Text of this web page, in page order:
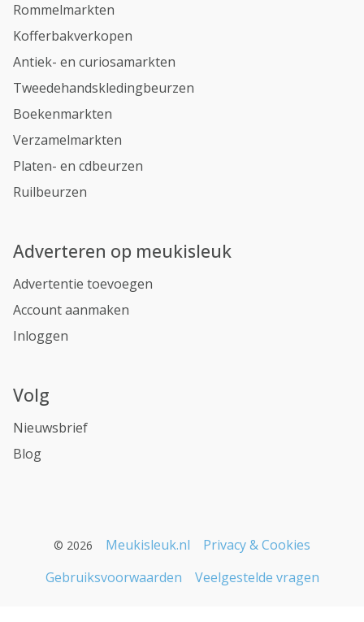
Rommelmarkten
Kofferbakverkopen
Antiek- en curiosamarkten
Tweedehandskledingbeurzen
Boekenmarkten
Verzamelmarkten
Platen- en cdbeurzen
Ruilbeurzen
Adverteren op meukisleuk
Advertentie toevoegen
Account aanmaken
Inloggen
Volg
Nieuwsbrief
Blog
© 2026 Meukisleuk.nl
Privacy & Cookies
Gebruiksvoorwaarden
Veelgestelde vragen